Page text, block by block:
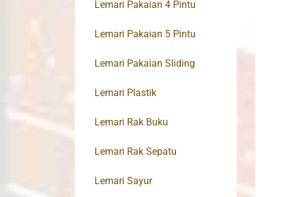
Lemari Pakaian 4 Pintu
Lemari Pakaian 5 Pintu
Lemari Pakaian Sliding
Lemari Plastik
Lemari Rak Buku
Lemari Rak Sepatu
Lemari Sayur